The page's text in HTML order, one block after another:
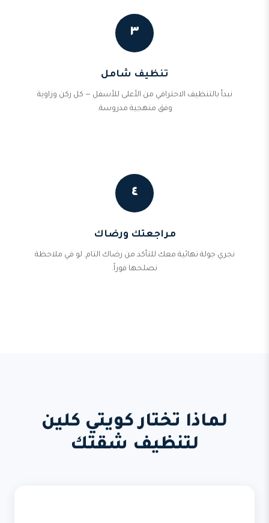
٣
تنظيف شامل
نبدأ بالتنظيف الاحترافي من الأعلى للأسفل — كل ركن وزاوية
وفق منهجية مدروسة.
٤
مراجعتك ورضاك
نجري جولة نهائية معك للتأكد من رضاك التام. لو في ملاحظة
نصلحها فوراً.
لماذا تختار كويتي كلين
لتنظيف شقتك